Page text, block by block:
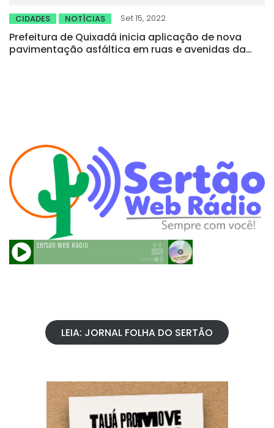
CIDADES NOTÍCIAS Set 15, 2022
Prefeitura de Quixadá inicia aplicação de nova
pavimentação asfáltica em ruas e avenidas da
LEIA: JORNAL FOLHA DO SERTÃO